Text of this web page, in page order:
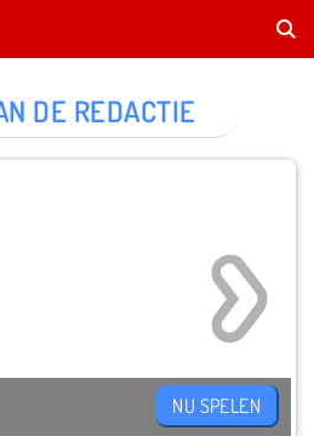
DE REDACTIE
NU SPELEN